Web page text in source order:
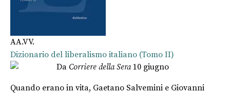
AA.VV.
Dizionario del liberalismo italiano (Tomo II)
Da Corriere della Sera10 giugno
Quando erano in vita, Gaetano Salvemini e Giovanni